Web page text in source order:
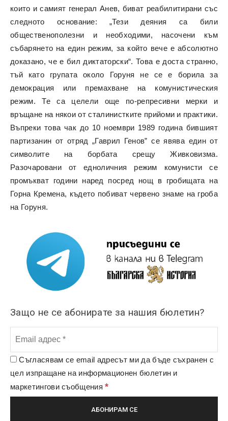
които и самият генерал Анев, биват реабилитирани със
следното основание: „Тези деяния са били
общественополезни и необходими, насочени към
събарянето на един режим, за който вече е абсолютно
доказано, че е бил диктаторски“. Това е доста странно,
тъй като групата около Горуня не се е борила за
демокрация или премахване на комунистическия
режим. Те са целели още по-репресивни мерки и
връщане на някои от сталинистките прийоми и практики.
Въпреки това чак до 10 ноември 1989 година бившият
партизанин от отряд „Гаврил Генов” се явява един от
символите на борбата срещу Живковизма.
Разочаровани от едноличния режим комунисти се
промъкват години наред посред нощ в гробищата на
Горна Кремена, където побиват червено знаме на гроба
на Горуня.
Защо не се абонирате за нашия бюлетин?
Съгласявам се email адресът ми да бъде съхранен с
цел изпращане на информационен бюлетин и
маркетингови съобщения*